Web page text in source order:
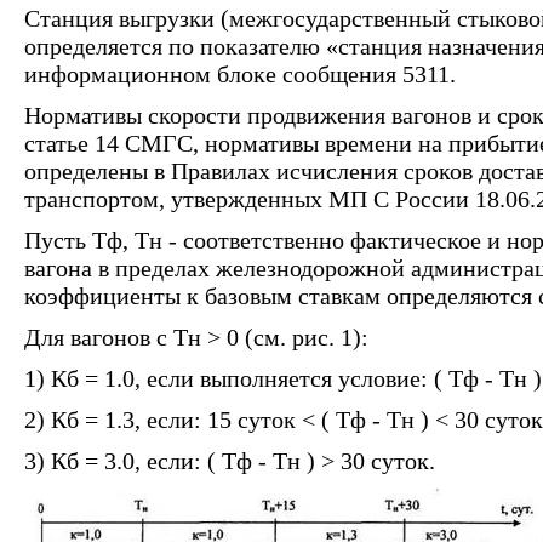
Станция выгрузки (межгосударственный
определяется по показателю «станция
информационном блоке сообщения 5311.
Нормативы скорости продвижения вагонов и
статье 14 СМГС, нормативы времени на
определены в Правилах исчисления сроков
транспортом, утвержденных МП С России
Пусть Тф, Тн - соответственно фактическое и
вагона в пределах железнодорожной
коэффициенты к базовым ставкам
Для вагонов с Тн > 0 (см. рис. 1):
1) Кб = 1.0, если выполняется условие: ( Тф - Тн
2) Кб = 1.3, если: 15 суток < ( Тф - Тн ) < 30
3) Кб = 3.0, если: ( Тф - Тн ) > 30 суток.